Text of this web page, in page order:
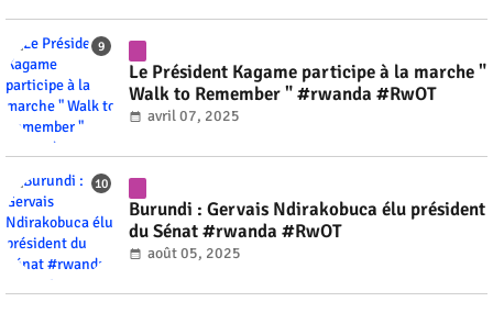
Le Président Kagame participe à la marche "
Walk to Remember " #rwanda #RwOT
avril 07, 2025
Burundi : Gervais Ndirakobuca élu président
du Sénat #rwanda #RwOT
août 05, 2025